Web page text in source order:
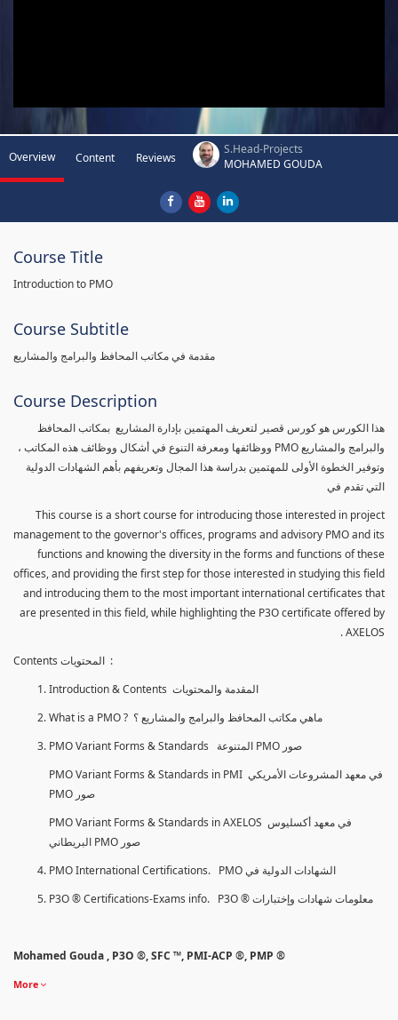
Overview Content Reviews
S.Head-Projects
MOHAMED GOUDA
Course Title
Introduction to PMO
Course Subtitle
مقدمة في مكاتب المحافظ والبرامج والمشاريع
Course Description
هذا الكورس هو كورس قصير لتعريف المهتمين بإدارة المشاريع بمكاتب المحافظ
والبرامج والمشاريع PMO ووظائفها ومعرفة التنوع في أشكال ووظائف هذه المكاتب ،
وتوفير الخطوة الأولى للمهتمين بدراسة هذا المجال وتعريفهم بأهم الشهادات الدولية
التي تقدم في
This course is a short course for introducing those interested in project
management to the governor's offices, programs and advisory PMO and its
functions and knowing the diversity in the forms and functions of these
offices, and providing the first step for those interested in studying this field
and introducing them to the most important international certificates that
are presented in this field, while highlighting the P3O certificate offered by
AXELOS .
Contents المحتويات :
Introduction & Contents المقدمة والمحتويات
What is a PMO ? ماهي مكاتب المحافظ والبرامج والمشاريع ؟
PMO Variant Forms & Standards المتنوعة PMO صور
PMO Variant Forms & Standards in PMI في معهد المشروعات الأمريكي
PMO صور
PMO Variant Forms & Standards in AXELOS في معهد أكسليوس
البريطاني PMO صور
PMO International Certifications. PMO الشهادات الدولية في
P3O ® Certifications-Exams info. P3O ® معلومات شهادات وإختبارات
Mohamed Gouda , P3O ®, SFC ™, PMI-ACP ®, PMP ®
More